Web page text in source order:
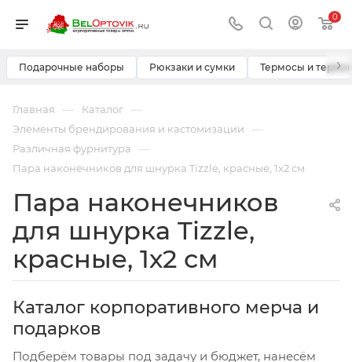
0
Подарочные наборы Рюкзаки и сумки Термосы и ›
Главная — Каталог —
Элементы брендирования и кастомизации —
Различная фурнитура —
Пара наконечников для шнурка Tizzle, красные, 1х2 см
Пара наконечников
для шнурка Tizzle,
красные, 1х2 см
Каталог корпоративного мерча и
подарков
Подберём товары под задачу и бюджет, нанесём